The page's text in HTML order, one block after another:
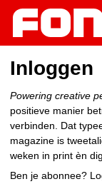
Inloggen
Powering creative
positieve manier
verbinden. Dat
magazine is
weken in print èn
Ben je abonnee?